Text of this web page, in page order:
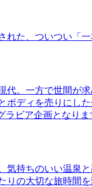
た、ついつい「
。一方で世間
ディを売りにし
ビア企画となりま
持ちのいい温泉
の大切な旅時間